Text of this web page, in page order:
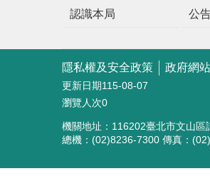
認識本局 公
隱私權及安全政策 政府網
更新日期115-08-07
瀏覽人次0
機關地址：116202臺北市文山區
總機：(02)8236-7300 傳真：